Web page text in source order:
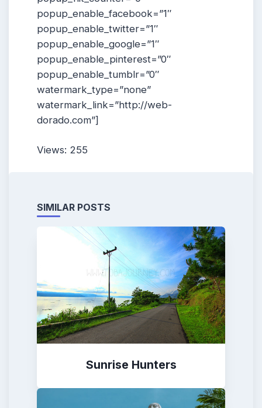
popup_enable_facebook=”1″
popup_enable_twitter=”1″
popup_enable_google=”1″
popup_enable_pinterest=”0″
popup_enable_tumblr=”0″
watermark_type=”none”
watermark_link=”http://web-
dorado.com”]
Views: 255
SIMILAR POSTS
Sunrise Hunters